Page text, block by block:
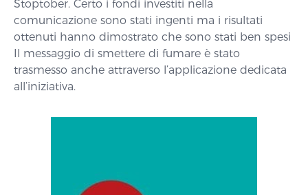
Stoptober. Certo i fondi investiti nella
comunicazione sono stati ingenti ma i risultati
ottenuti hanno dimostrato che sono stati ben spesi
Il messaggio di smettere di fumare è stato
trasmesso anche attraverso l’applicazione dedicata
all’iniziativa.